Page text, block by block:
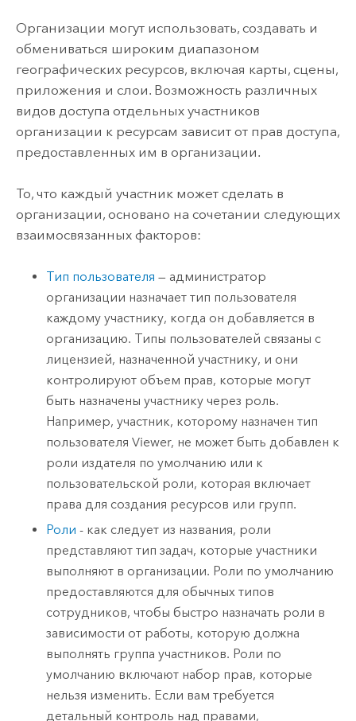
Организации могут использовать, создавать и
обмениваться широким диапазоном
географических ресурсов, включая карты, сцены,
приложения и слои. Возможность различных
видов доступа отдельных участников
организации к ресурсам зависит от прав доступа,
предоставленных им в организации.
То, что каждый участник может сделать в
организации, основано на сочетании следующих
взаимосвязанных факторов:
Тип пользователя — администратор
организации назначает тип пользователя
каждому участнику, когда он добавляется в
организацию. Типы пользователей связаны с
лицензией, назначенной участнику, и они
контролируют объем прав, которые могут
быть назначены участнику через роль.
Например, участник, которому назначен тип
пользователя Viewer, не может быть добавлен к
роли издателя по умолчанию или к
пользовательской роли, которая включает
права для создания ресурсов или групп.
Роли - как следует из названия, роли
представляют тип задач, которые участники
выполняют в организации. Роли по умолчанию
предоставляются для обычных типов
сотрудников, чтобы быстро назначать роли в
зависимости от работы, которую должна
выполнять группа участников. Роли по
умолчанию включают набор прав, которые
нельзя изменить. Если вам требуется
детальный контроль над правами,